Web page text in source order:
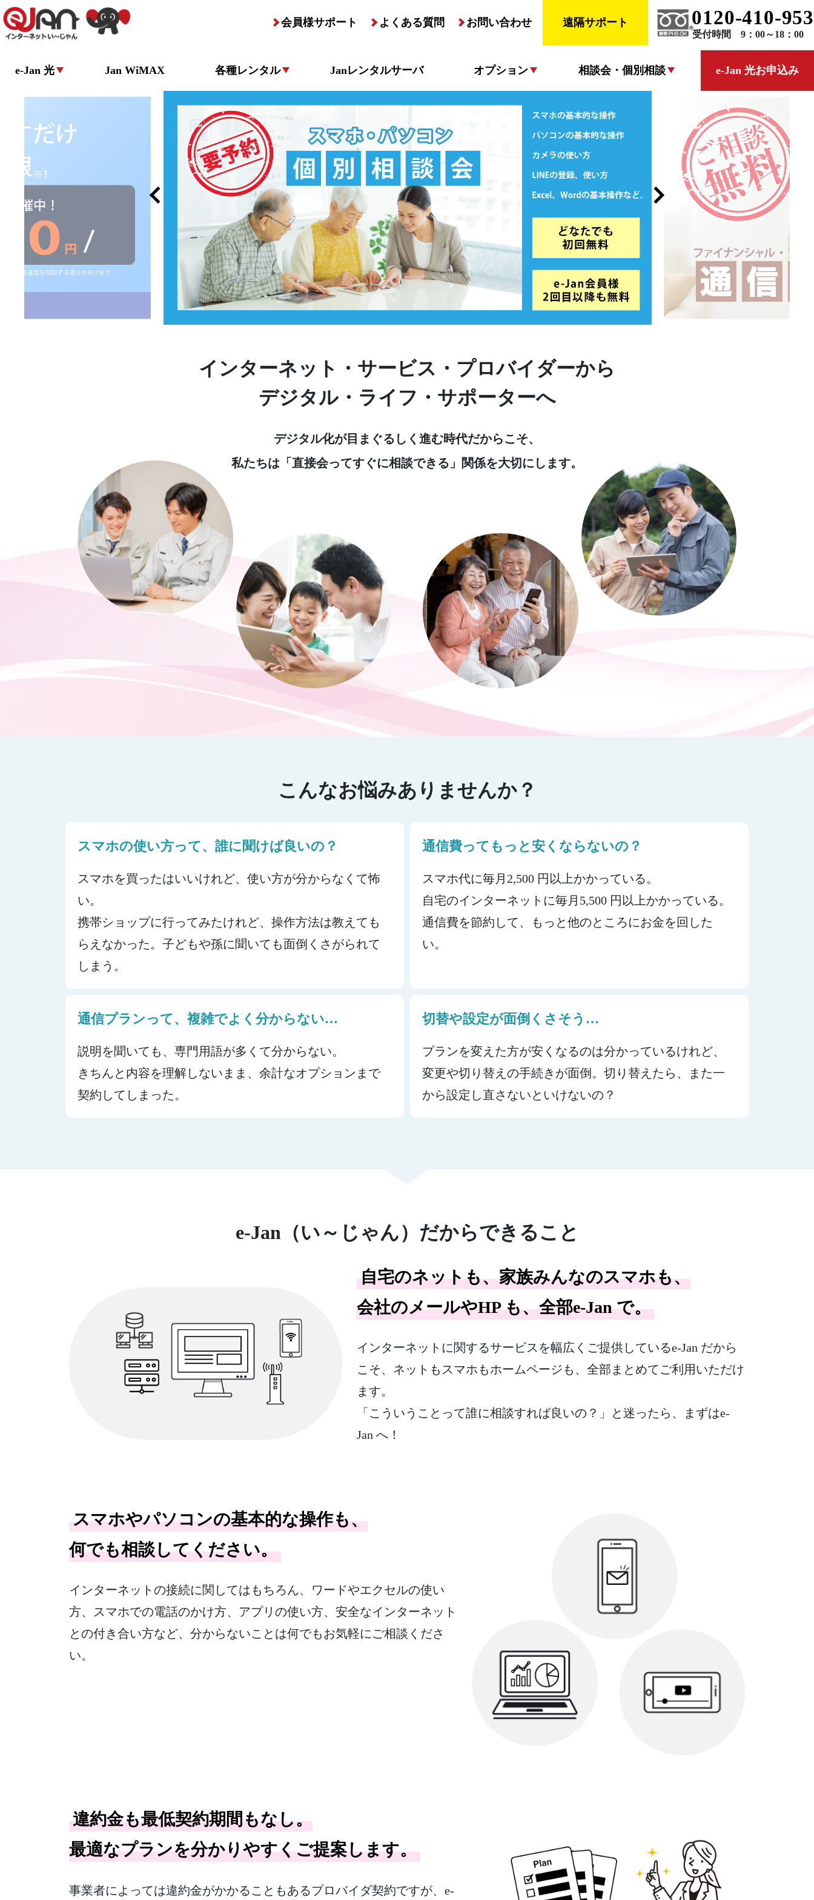
会員様サポート よくある質問 お問い合わせ 遠隔サポート 0120-410-953
受付時間 9：00～18：00
e-Jan 光 Jan WiMAX 各種レンタル Janレンタルサーバ オプション 相談会・個別相談 e-Jan 光お申込み
インターネット・サービス・プロバイダーから
デジタル・ライフ・サポーターへ
デジタル化が目まぐるしく進む時代だからこそ、
私たちは「直接会ってすぐに相談できる」関係を大切にします。
こんなお悩みありませんか？
スマホの使い方って、誰に聞けば良いの？
スマホを買ったはいいけれど、使い方が分からなくて怖
い。
携帯ショップに行ってみたけれど、操作方法は教えても
らえなかった。子どもや孫に聞いても面倒くさがられて
しまう。
通信費ってもっと安くならないの？
スマホ代に毎月2,500 円以上かかっている。
自宅のインターネットに毎月5,500 円以上かかっている。
通信費を節約して、もっと他のところにお金を回した
い。
通信プランって、複雑でよく分からない…
説明を聞いても、専門用語が多くて分からない。
きちんと内容を理解しないまま、余計なオプションまで
契約してしまった。
切替や設定が面倒くさそう…
プランを変えた方が安くなるのは分かっているけれど、
変更や切り替えの手続きが面倒。切り替えたら、また一
から設定し直さないといけないの？
e-Jan（い～じゃん）だからできること
自宅のネットも、家族みんなのスマホも、
会社のメールやHP も、全部e-Jan で。
インターネットに関するサービスを幅広くご提供しているe-Jan だから
こそ、ネットもスマホもホームページも、全部まとめてご利用いただけ
ます。
「こういうことって誰に相談すれば良いの？」と迷ったら、まずはe-
Jan へ！
スマホやパソコンの基本的な操作も、
何でも相談してください。
インターネットの接続に関してはもちろん、ワードやエクセルの使い
方、スマホでの電話のかけ方、アプリの使い方、安全なインターネット
との付き合い方など、分からないことは何でもお気軽にご相談くださ
い。
違約金も最低契約期間もなし。
最適なプランを分かりやすくご提案します。
事業者によっては違約金がかかることもあるプロバイダ契約ですが、e-